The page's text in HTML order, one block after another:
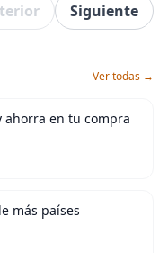
Siguiente
Ver todas →
ahorra en tu compra
más países